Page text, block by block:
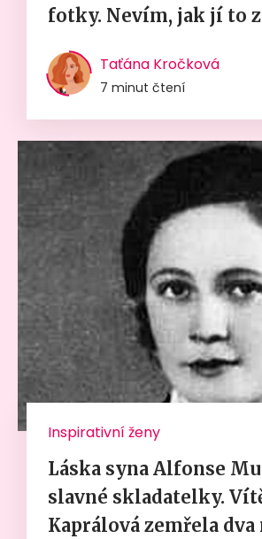
fotky. Nevím, jak jí to
Taťána Kročková
7 minut čtení
Inspirativní ženy
Láska syna Alfonse
slavné skladatelky.
Kaprálová zemřela dva